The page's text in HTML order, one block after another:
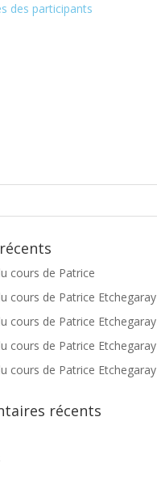
des participants
cours de Patrice
cours de Patrice Etchegaray
cours de Patrice Etchegaray
cours de Patrice Etchegaray
cours de Patrice Etchegaray
récents